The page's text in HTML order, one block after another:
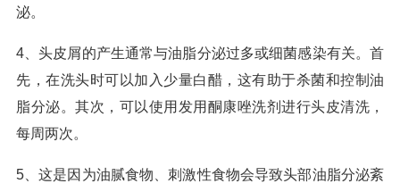
泌。
4、头皮屑的产生通常与油脂分泌过多或细菌感染有关。首
先，在洗头时可以加入少量白醋，这有助于杀菌和控制油
脂分泌。其次，可以使用发用酮康唑洗剂进行头皮清洗，
每周两次。
5、这是因为油腻食物、刺激性食物会导致头部油脂分泌紊